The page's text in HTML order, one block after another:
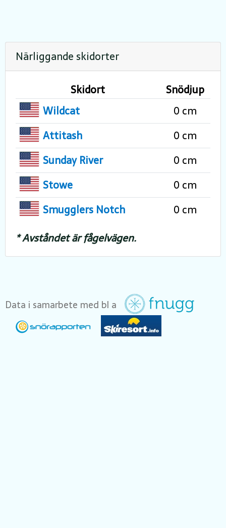
Närliggande skidorter
Skidort
Snödjup
Wildcat
0 cm
Attitash
0 cm
Sunday River
0 cm
Stowe
0 cm
Smugglers Notch
0 cm
* Avståndet är fågelvägen.
Data i samarbete med bl a